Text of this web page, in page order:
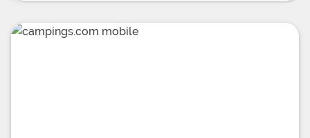
profiter de la plage de la commune, vous pourrez
vous distraire au coeur du camping-même grâce